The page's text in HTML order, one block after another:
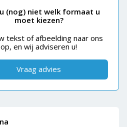
(nog) niet welk formaat u
moet kiezen?
tekst of afbeelding naar ons
op, en wij adviseren u!
Vraag advies